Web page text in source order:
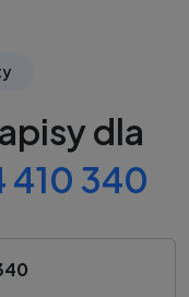
dla
410 340